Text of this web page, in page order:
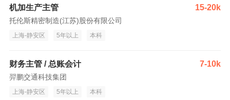
机加生产主管 15-20k
托伦斯精密制造(江苏)股份有限公司
上海-静安区 5年以上 本科
财务主管 / 总账会计 7-10k
羿鹏交通科技集团
上海-静安区 5年以上 本科